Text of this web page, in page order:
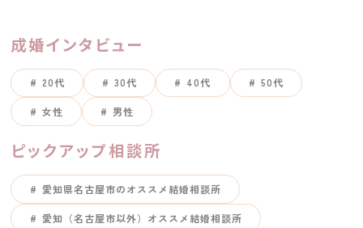
成婚インタビュー
20代 30代 40代 50代
女性 男性
ピックアップ相談所
愛知県名古屋市のオススメ結婚相談所
愛知（名古屋市以外）オススメ結婚相談所